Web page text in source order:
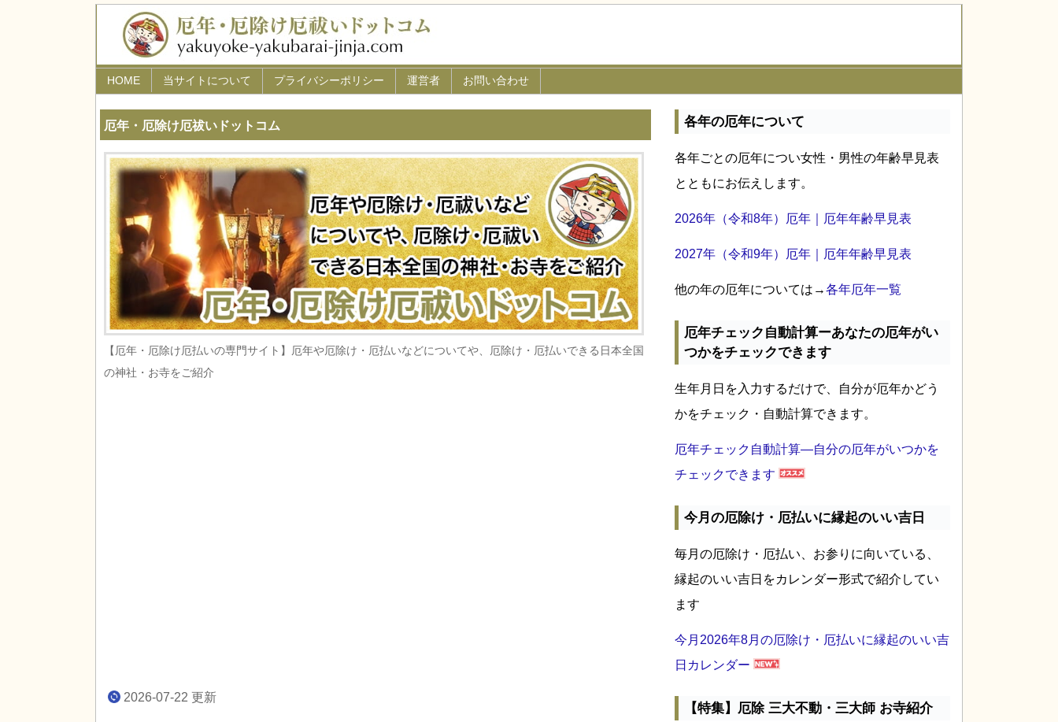
厄年・厄除け厄祓いドットコム
【厄年・厄除け厄払いの専門サイト】厄年や厄除け・厄払いなどについてや、厄除け・厄払いできる日本全国
の神社・お寺をご紹介
2026-07-22 更新
各年の厄年について
各年ごとの厄年につい女性・男性の年齢早見表
とともにお伝えします。
2026年（令和8年）厄年｜厄年年齢早見表
2027年（令和9年）厄年｜厄年年齢早見表
他の年の厄年については→各年厄年一覧
厄年チェック自動計算ーあなたの厄年がい
つかをチェックできます
生年月日を入力するだけで、自分が厄年かどう
かをチェック・自動計算できます。
厄年チェック自動計算―自分の厄年がいつかを
チェックできます
今月の厄除け・厄払いに縁起のいい吉日
毎月の厄除け・厄払い、お参りに向いている、
縁起のいい吉日をカレンダー形式で紹介してい
ます
今月2026年8月の厄除け・厄払いに縁起のいい吉
日カレンダー
【特集】厄除 三大不動・三大師 お寺紹介
HOME 当サイトについて プライバシーポリシー 運営者 お問い合わせ